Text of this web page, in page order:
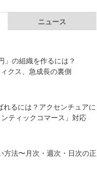
ニュース
」の組織を作るには？
クス、急成長の裏側
るには？アクセンチュアに
ティックコマース」対応
方法〜月次・週次・日次の正